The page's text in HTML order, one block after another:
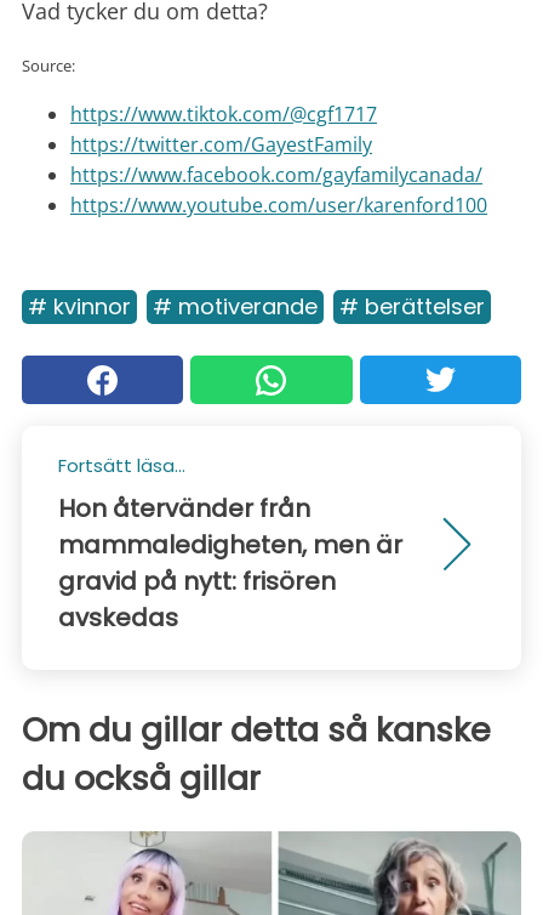
Vad tycker du om detta?
Source:
https://www.tiktok.com/@cgf1717
https://twitter.com/GayestFamily
https://www.facebook.com/gayfamilycanada/
https://www.youtube.com/user/karenford100
# kvinnor # motiverande # berättelser
Fortsätt läsa...
Hon återvänder från
mammaledigheten, men är
gravid på nytt: frisören
avskedas
Om du gillar detta så kanske
du också gillar